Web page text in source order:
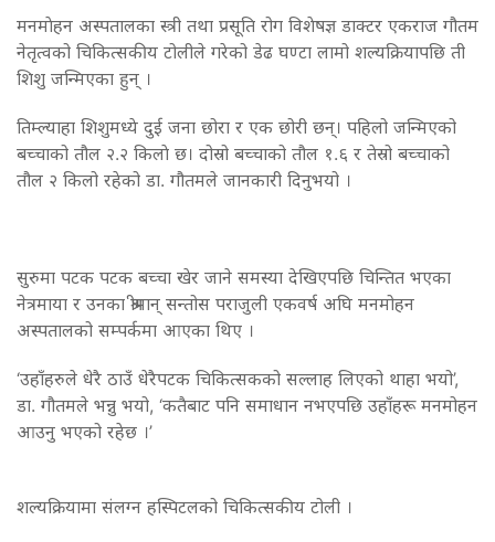
मनमाेहन अस्पतालका स्त्री तथा प्रसूति रोग विशेषज्ञ डाक्टर एकराज गौतम
नेतृत्वको चिकित्सकीय टोलीले गरेको डेढ घण्टा लामो शल्यक्रियापछि ती
शिशु जन्मिएका हुन् ।
तिम्ल्याहा शिशुमध्ये दुई जना छोरा र एक छोरी छन्। पहिलो जन्मिएको
बच्चाको तौल २.२ किलाे छ। दोस्रो बच्चाको तौल १.६ र तेस्रो बच्चाको
तौल २ किलो रहेको डा. गौतमले जानकारी दिनुभयो ।
सुरुमा पटक पटक बच्चा खेर जाने समस्या देखिएपछि चिन्तित भएका
नेत्रमाया र उनका श्रीमान् सन्तोस पराजुली एकवर्ष अघि मनमोहन
अस्पतालको सम्पर्कमा आएका थिए ।
‘उहाँहरुले धेरै ठाउँ धेरैपटक चिकित्सकको सल्लाह लिएको थाहा भयो’,
डा. गौतमले भन्नु भयो, ‘कतैबाट पनि समाधान नभएपछि उहाँहरू मनमोहन
आउनु भएको रहेछ ।’
शल्यक्रियामा संलग्न हस्पिटलको चिकित्सकीय टोली ।